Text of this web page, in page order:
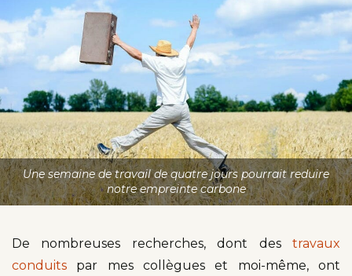
Une semaine de travail de quatre jours pourrait reduire
notre empreinte carbone
De nombreuses recherches, dont des travaux
conduits par mes collègues et moi-même, ont